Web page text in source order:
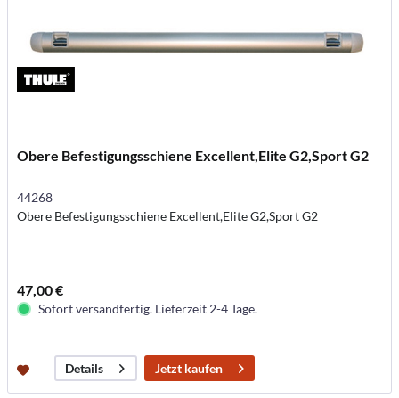
Obere Befestigungsschiene Excellent,Elite G2,Sport G2
44268
Obere Befestigungsschiene Excellent,Elite G2,Sport G2
47,00 €
Sofort versandfertig. Lieferzeit 2-4 Tage.
Details Jetzt kaufen